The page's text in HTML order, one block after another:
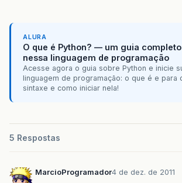
String
newStr
super .
}
}
ALURA
O que é Python? — um guia
nessa linguagem de programação
Acesse agora o guia sobre Python e inicie
linguagem de programação: o que é e para
sintaxe e como iniciar nela!
5 Respostas
MarcioProgramador4 de dez. de 2011